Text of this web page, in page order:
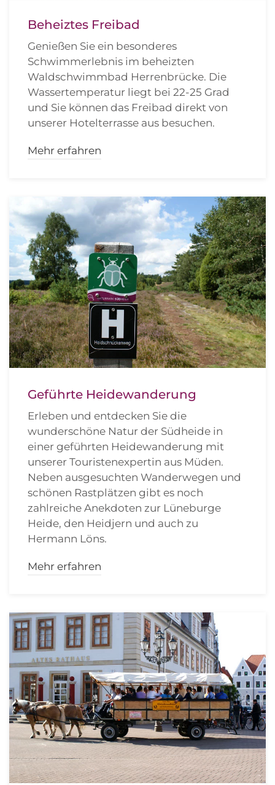
Beheiztes Freibad
Genießen Sie ein besonderes
Schwimmerlebnis im beheizten
Waldschwimmbad Herrenbrücke. Die
Wassertemperatur liegt bei 22-25 Grad
und Sie können das Freibad direkt von
unserer Hotelterrasse aus besuchen.
Mehr erfahren
Geführte Heidewanderung
Erleben und entdecken Sie die
wunderschöne Natur der Südheide in
einer geführten Heidewanderung mit
unserer Touristenexpertin aus Müden.
Neben ausgesuchten Wanderwegen und
schönen Rastplätzen gibt es noch
zahlreiche Anekdoten zur Lüneburge
Heide, den Heidjern und auch zu
Hermann Löns.
Mehr erfahren